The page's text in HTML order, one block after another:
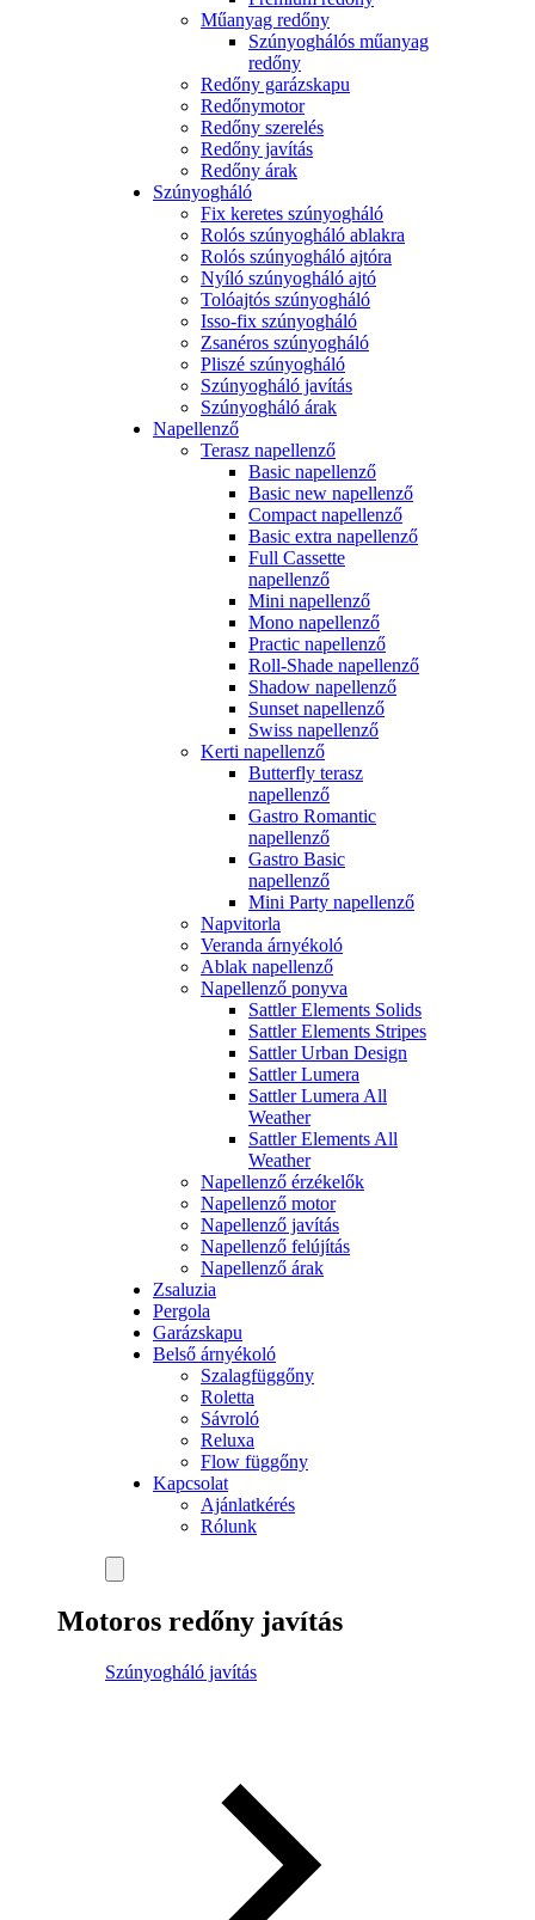
Műanyag redőny
Szúnyoghálós műanyag
redőny
Redőny garázskapu
Redőnymotor
Redőny szerelés
Redőny javítás
Redőny árak
Szúnyogháló
Fix keretes szúnyogháló
Rolós szúnyogháló ablakra
Rolós szúnyogháló ajtóra
Nyíló szúnyogháló ajtó
Tolóajtós szúnyogháló
Isso-fix szúnyogháló
Zsanéros szúnyogháló
Pliszé szúnyogháló
Szúnyogháló javítás
Szúnyogháló árak
Napellenző
Terasz napellenző
Basic napellenző
Basic new napellenző
Compact napellenző
Basic extra napellenző
Full Cassette
napellenző
Mini napellenző
Mono napellenző
Practic napellenző
Roll-Shade napellenző
Shadow napellenző
Sunset napellenző
Swiss napellenző
Kerti napellenző
Butterfly terasz
napellenző
Gastro Romantic
napellenző
Gastro Basic
napellenző
Mini Party napellenző
Napvitorla
Veranda árnyékoló
Ablak napellenző
Napellenző ponyva
Sattler Elements Solids
Sattler Elements Stripes
Sattler Urban Design
Sattler Lumera
Sattler Lumera All
Weather
Sattler Elements All
Weather
Napellenző érzékelők
Napellenző motor
Napellenző javítás
Napellenző felújítás
Napellenző árak
Zsaluzia
Pergola
Garázskapu
Belső árnyékoló
Szalagfüggőny
Roletta
Sávroló
Reluxa
Flow függőny
Kapcsolat
Ajánlatkérés
Rólunk
Motoros redőny javítás
Szúnyogháló javítás